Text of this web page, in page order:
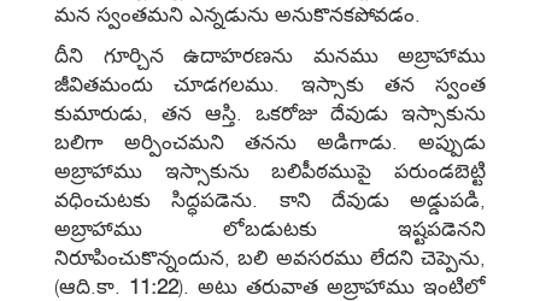
మన స్వంతమని ఎన్నడును అనుకొనకపోవడం.
దీని గూర్చిన ఉదాహరణను మనము అబ్రాహాము
జీవితమందు చూడగలము. ఇస్సాకు తన స్వంత
కుమారుడు, తన ఆస్తి. ఒకరోజు దేవుడు ఇస్సాకును
బలిగా అర్పించమని తనను అడిగాడు. అప్పుడు
అబ్రాహాము ఇస్సాకును బలిపీఠముపై పరుండబెట్టి
వధించుటకు సిద్ధపడెను. కాని దేవుడు అడ్డుపడి,
అబ్రాహాము లోబడుటకు ఇష్టపడెనని
నిరూపించుకొన్నందున, బలి అవసరము లేదని చెప్పెను,
(ఆది.కా. 11:22). అటు తరువాత అబ్రాహాము ఇంటిలో